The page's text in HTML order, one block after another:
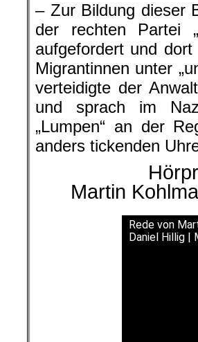
– Zur Bildung dieser
der rechten Partei
aufgefordert und dort
Migrantinnen unter
verteidigte der
und sprach im
„Lumpen“ an der
anders tickenden
Martin
Rede von
Daniel Hillig |